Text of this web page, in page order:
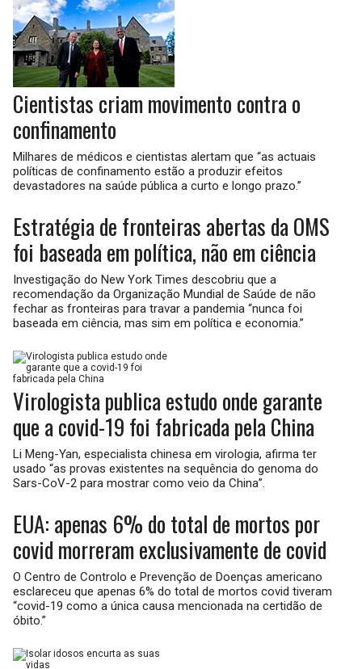
Cientistas criam movimento contra o
confinamento
Milhares de médicos e cientistas alertam que “as actuais
políticas de confinamento estão a produzir efeitos
devastadores na saúde pública a curto e longo prazo.”
Estratégia de fronteiras abertas da OMS
foi baseada em política, não em ciência
Investigação do New York Times descobriu que a
recomendação da Organização Mundial de Saúde de não
fechar as fronteiras para travar a pandemia “nunca foi
baseada em ciência, mas sim em política e economia.”
Virologista publica estudo onde garante
que a covid-19 foi fabricada pela China
Li Meng-Yan, especialista chinesa em virologia, afirma ter
usado “as provas existentes na sequência do genoma do
Sars-CoV-2 para mostrar como veio da China”.
EUA: apenas 6% do total de mortos por
covid morreram exclusivamente de covid
O Centro de Controlo e Prevenção de Doenças americano
esclareceu que apenas 6% do total de mortos covid tiveram
“covid-19 como a única causa mencionada na certidão de
óbito.”